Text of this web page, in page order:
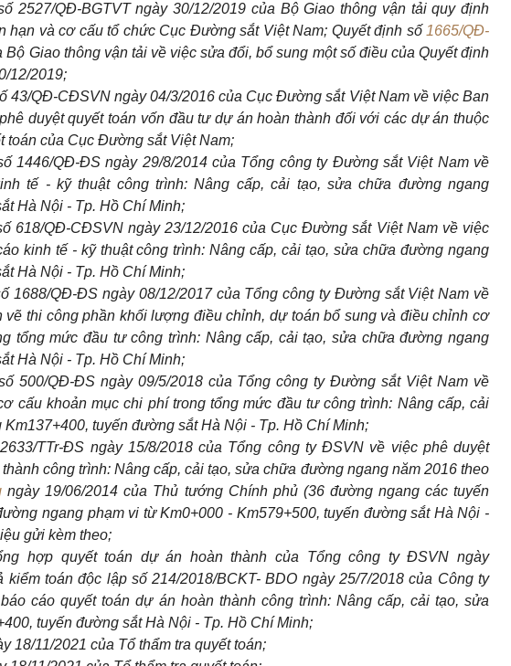
2527/QĐ-BGTVT ngày 30/12/2019 của Bộ Giao thông vận tải quy định
hạn và cơ cấu tổ chức Cục Đường sắt Việt Nam; Quyết định số 1665/QĐ-
Giao thông vận tải về việc sửa đổi, bổ sung một số điều của Quyết định
12/2019;
43/QĐ-CĐSVN ngày 04/3/2016 của Cục Đường sắt Việt Nam về việc Ban
duyệt quyết toán vốn đầu tư dự án hoàn thành đối với các dự án thuộc
toán của Cục Đường sắt Việt Nam;
1446/QĐ-ĐS ngày 29/8/2014 của Tổng công ty Đường sắt Việt Nam về
tế - kỹ thuật công trình: Nâng cấp, cải tạo, sửa chữa đường ngang
Hà Nội - Tp. Hồ Chí Minh;
618/QĐ-CĐSVN ngày 23/12/2016 của Cục Đường sắt Việt Nam về việc
kinh tế - kỹ thuật công trình: Nâng cấp, cải tạo, sửa chữa đường ngang
Hà Nội - Tp. Hồ Chí Minh;
1688/QĐ-ĐS ngày 08/12/2017 của Tổng công ty Đường sắt Việt Nam về
vẽ thi công phần khối lượng điều chỉnh, dự toán bổ sung và điều chỉnh cơ
tổng mức đầu tư công trình: Nâng cấp, cải tạo, sửa chữa đường ngang
Hà Nội - Tp. Hồ Chí Minh;
500/QĐ-ĐS ngày 09/5/2018 của Tổng công ty Đường sắt Việt Nam về
cấu khoản mục chi phí trong tổng mức đầu tư công trình: Nâng cấp, cải
tuyến đường sắt Hà Nội - Tp. Hồ Chí Minh;
TTr-ĐS ngày 15/8/2018 của Tổng công ty ĐSVN về việc phê duyệt
công trình: Nâng cấp, cải tạo, sửa chữa đường ngang năm 2016 theo
ngày 19/06/2014 của Thủ tướng Chính phủ (36 đường ngang các tuyến
ngang phạm vi từ Km0+000 - Km579+500, tuyến đường sắt Hà Nội -
gửi kèm theo;
hợp quyết toán dự án hoàn thành của Tổng công ty ĐSVN ngày
kiểm toán độc lập số 214/2018/BCKT- BDO ngày 25/7/2018 của Công ty
cáo quyết toán dự án hoàn thành công trình: Nâng cấp, cải tạo, sửa
tuyến đường sắt Hà Nội - Tp. Hồ Chí Minh;
18/11/2021 của Tổ thẩm tra quyết toán;